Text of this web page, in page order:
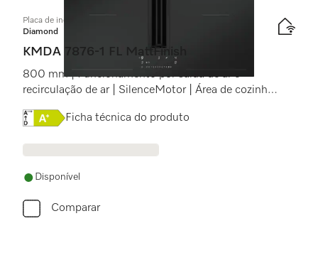
Placa de indução com exaustor integrado
Diamond
KMDA 7876-1 FL MattFinish
800 mm | Funcionamento por saída de ar e
recirculação de ar | SilenceMotor | Área de cozinhar
Online Label Flag, Etiqueta energética
Ficha técnica do produto
Disponível
Comparar